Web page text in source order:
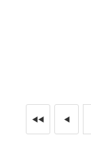
◄◄ ◄